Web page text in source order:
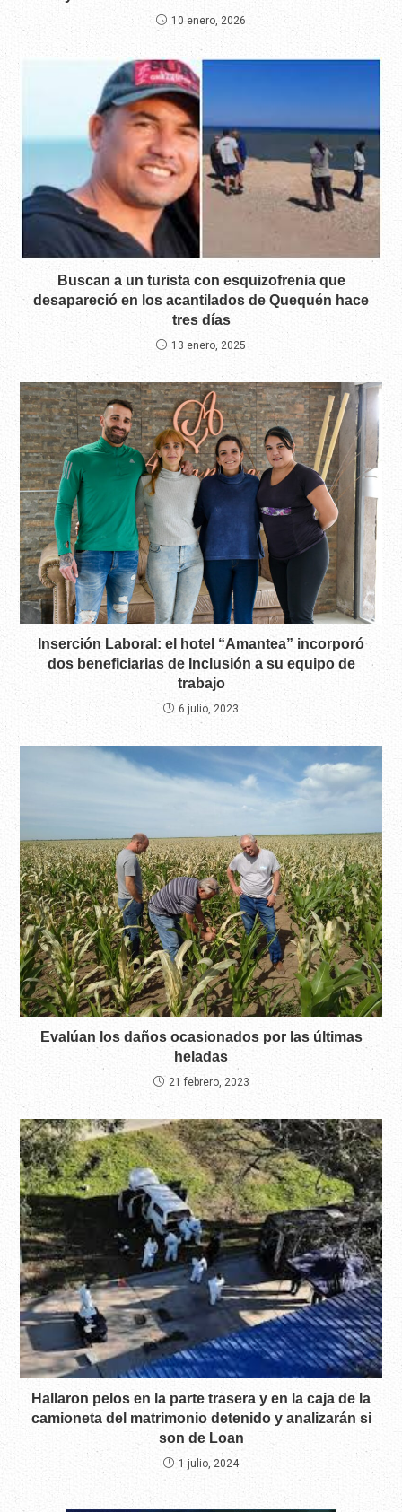
10 enero, 2026
Buscan a un turista con esquizofrenia que
desapareció en los acantilados de Quequén hace
tres días
13 enero, 2025
Inserción Laboral: el hotel “Amantea” incorporó
dos beneficiarias de Inclusión a su equipo de
trabajo
6 julio, 2023
Evalúan los daños ocasionados por las últimas
heladas
21 febrero, 2023
Hallaron pelos en la parte trasera y en la caja de la
camioneta del matrimonio detenido y analizarán si
son de Loan
1 julio, 2024